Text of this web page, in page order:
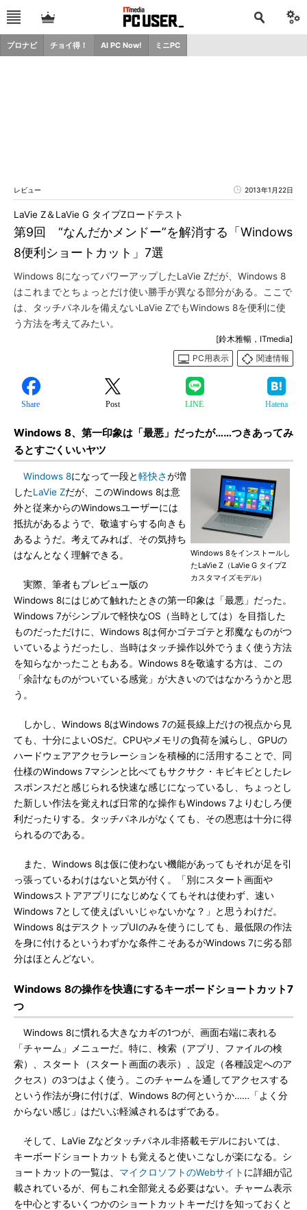
プロナビ チョイ得！ AI PC Now! ミニPC
レビュー 2013年1月22日
第9回 “なんだかメンドー”を解消する「Windows
8便利ショートカット」7選
LaVie Z＆LaVie G タイプZロードテスト
Windows 8になってパワーアップしたLaVie Zだが、Windows 8
はこれまでとちょっとだけ使い勝手が異なる部分がある。ここで
は、タッチパネルを備えないLaVie ZでもWindows 8を便利に使
う方法を考えてみたい。
[鈴木雅暢，ITmedia]
PC用表示
関連情報
Share Post LINE Hatena
Windows 8、第一印象は「最悪」だったが……つきあってみ
るとすごくいいヤツ
Windows 8をインストールし
たLaVie Z（LaVie G タイプZ
カスタマイズモデル）
Windows 8になって一段と軽快さが増
したLaVie Zだが、このWindows 8は意
外と従来からのWindowsユーザーには
抵抗があるようで、敬遠すらする向きも
あるようだ。考えてみれば、その気持ち
はなんとなく理解できる。
実際、筆者もプレビュー版の
Windows 8にはじめて触れたときの第一印象は「最悪」だった。
Windows 7がシンプルで軽快なOS（当時としては）を目指した
ものだっただけに、Windows 8は何かゴテゴテと邪魔なものがつ
いているようだったし、当時はタッチ操作以外でうまく使う方法
を知らなかったこともある。Windows 8を敬遠する方は、この
「余計なものがついている感覚」が大きいのではなかろうかと思
う。
しかし、Windows 8はWindows 7の延長線上だけの視点から見
ても、十分によいOSだ。CPUやメモリの負荷を減らし、GPUの
ハードウェアアクセラレーションを積極的に活用することで、同
仕様のWindows 7マシンと比べてもサクサク・キビキビとしたレ
スポンスだと感じられる快速な感じになっているし、ちょっとし
た新しい作法を覚えれば日常的な操作もWindows 7よりむしろ便
利だったりする。タッチパネルがなくても、その恩恵は十分に得
られるのである。
また、Windows 8は仮に使わない機能があってもそれが足を引
っ張っているわけはないと気が付く。「別にスタート画面や
Windowsストアアプリになじめなくてもそれは使わず、速い
Windows 7として使えばいいじゃないかな？」と思うわけだ。
Windows 8はデスクトップUIのみを使うにしても、最低限の作法
を身に付けるというわずかな条件こそあるがWindows 7に劣る部
分はほとんどない。
Windows 8の操作を快適にするキーボードショートカット7
つ
Windows 8に慣れる大きなカギの1つが、画面右端に表れる
「チャーム」メニューだ。特に、検索（アプリ、ファイルの検
索）、スタート（スタート画面の表示）、設定（各種設定へのア
クセス）の3つはよく使う。このチャームを通してアクセスする
という作法が身に付けば、Windows 8の何というか……「よく分
からない感じ」はだいぶ軽減されるはずである。
そして、LaVie Zなどタッチパネル非搭載モデルにおいては、
キーボードショートカットも覚えると使いこなしが楽になる。シ
ョートカットの一覧は、 マイクロソフトのWebサイト に詳細が記
載されているが、何もこれ全部覚える必要はない。チャーム表示
を中心とするいくつかのショートカットキーだけを知っておくと